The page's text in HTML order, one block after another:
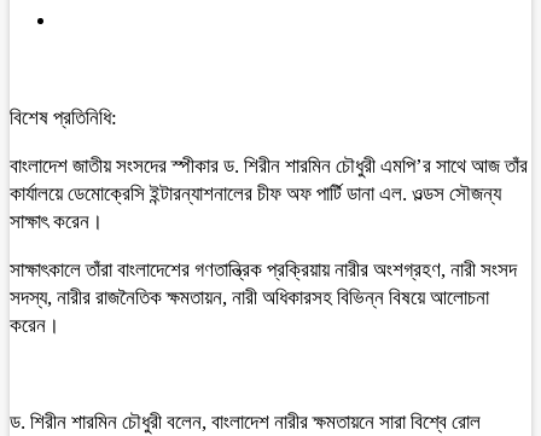
বিশেষ প্রতিনিধি:
বাংলাদেশ জাতীয় সংসদের স্পীকার ড. শিরীন শারমিন চৌধুরী এমপি’র সাথে আজ তাঁর
কার্যালয়ে ডেমোক্রেসি ইন্টারন্যাশনালের চীফ অফ পার্টি ডানা এল. ওল্ডস সৌজন্য
সাক্ষাৎ করেন।
সাক্ষাৎকালে তাঁরা বাংলাদেশের গণতান্ত্রিক প্রক্রিয়ায় নারীর অংশগ্রহণ, নারী সংসদ
সদস্য, নারীর রাজনৈতিক ক্ষমতায়ন, নারী অধিকারসহ বিভিন্ন বিষয়ে আলোচনা
করেন।
ড. শিরীন শারমিন চৌধুরী বলেন, বাংলাদেশ নারীর ক্ষমতায়নে সারা বিশ্বে রোল